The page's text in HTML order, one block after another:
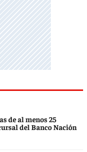
de al menos 25
del Banco Nación